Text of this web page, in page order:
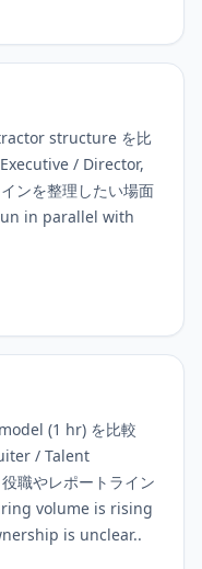
structure を比
/ Director,
ンを整理したい場面
in parallel with
(1 hr) を比較
/ Talent
職やレポートライン
volume is rising
is unclear..